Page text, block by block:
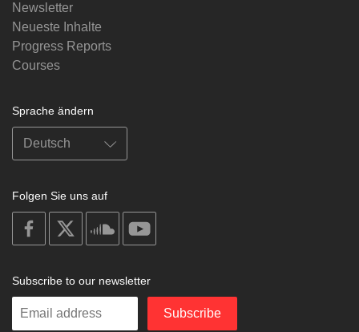
Newsletter
Neueste Inhalte
Progress Reports
Courses
Sprache ändern
Folgen Sie uns auf
on
facebook
soundcloud
Subscribe to our newsletter
Enter
Subscribe